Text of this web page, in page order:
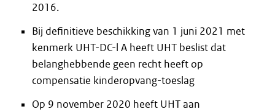
2016.
Bij definitieve beschikking van 1 juni 2021 met
kenmerk UHT-DC-l A heeft UHT beslist dat
belanghebbende geen recht heeft op
compensatie kinderopvang-toeslag
Op 9 november 2020 heeft UHT aan